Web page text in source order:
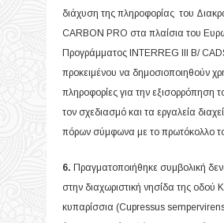
διάχυση της πληροφορίας του
CARBON PRO στα πλαίσια του
Προγράμματος INTERREG III B/
προκειμένου να δημοσιοποιηθούν
πληροφορίες για την εξισορρόπηση
τον σχεδιασμό και τα εργαλεία
πόρων σύμφωνα με το πρωτόκολλο
6. Πραγματοποιήθηκε συμβολική
στην διαχωριστική νησίδα της οδού
κυπαρίσσια (Cupressus